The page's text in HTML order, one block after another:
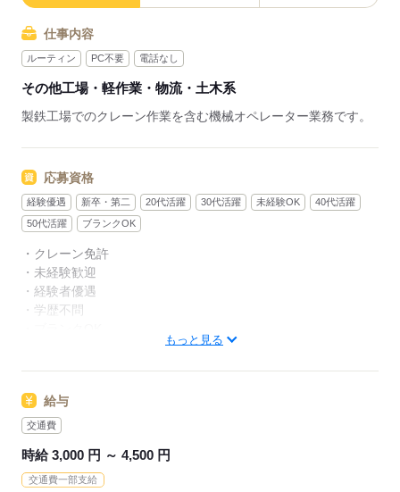
仕事内容
ルーティン PC不要 電話なし
その他工場・軽作業・物流・土木系
製鉄工場でのクレーン作業を含む機械オペレーター業務です。
応募資格
経験優遇 新卒・第二 20代活躍 30代活躍 未経験OK
40代活躍
50代活躍
ブランクOK
・クレーン免許
・未経験歓迎
・経験者優遇
・学歴不問
もっと見る
給与
交通費
時給 3,000 円 ～ 4,500 円
交通費一部支給